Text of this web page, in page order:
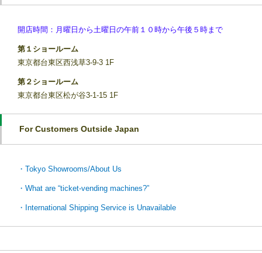
開店時間：月曜日から土曜日の午前１０時から午後５時まで
第１ショールーム
東京都台東区西浅草3-9-3 1F
第２ショールーム
東京都台東区松が谷3-1-15 1F
For Customers Outside Japan
・Tokyo Showrooms/About Us
・What are “ticket-vending machines?”
・International Shipping Service is Unavailable